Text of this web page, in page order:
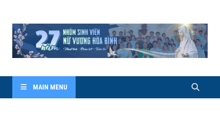
MAIN MENU